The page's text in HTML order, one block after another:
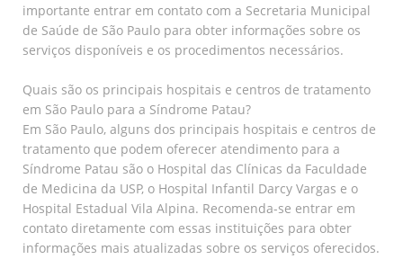
importante entrar em contato com a Secretaria Municipal
de Saúde de São Paulo para obter informações sobre os
serviços disponíveis e os procedimentos necessários.
Quais são os principais hospitais e centros de tratamento
em São Paulo para a Síndrome Patau?
Em São Paulo, alguns dos principais hospitais e centros de
tratamento que podem oferecer atendimento para a
Síndrome Patau são o Hospital das Clínicas da Faculdade
de Medicina da USP, o Hospital Infantil Darcy Vargas e o
Hospital Estadual Vila Alpina. Recomenda-se entrar em
contato diretamente com essas instituições para obter
informações mais atualizadas sobre os serviços oferecidos.